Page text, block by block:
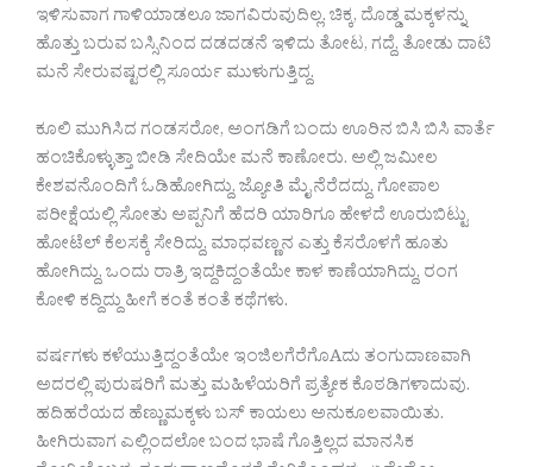
ಇಳಿಸುವಾಗ ಗಾಳಿಯಾಡಲೂ ಜಾಗವಿರುವುದಿಲ್ಲ. ಚಿಕ್ಕ, ದೊಡ್ಡ ಮಕ್ಕಳನ್ನು
ಹೊತ್ತು ಬರುವ ಬಸ್ಸಿನಿಂದ ದಡದಡನೆ ಇಳಿದು ತೋಟ, ಗದ್ದೆ, ತೋಡು ದಾಟಿ
ಮನೆ ಸೇರುವಷ್ಟರಲ್ಲಿ ಸೂರ್ಯ ಮುಳುಗುತ್ತಿದ್ದ.
ಕೂಲಿ ಮುಗಿಸಿದ ಗಂಡಸರೋ, ಅಂಗಡಿಗೆ ಬಂದು ಊರಿನ ಬಿಸಿ ಬಿಸಿ ವಾರ್ತೆ
ಹಂಚಿಕೊಳ್ಳುತ್ತಾ ಬೀಡಿ ಸೇದಿಯೇ ಮನೆ ಕಾಣೋರು. ಅಲ್ಲಿ ಜಮೀಲ
ಕೇಶವನೊಂದಿಗೆ ಓಡಿಹೋಗಿದ್ದು, ಜ್ಯೋತಿ ಮೈ ನೆರೆದದ್ದು, ಗೋಪಾಲ
ಪರೀಕ್ಷೆಯಲ್ಲಿ ಸೋತು ಅಪ್ಪನಿಗೆ ಹೆದರಿ ಯಾರಿಗೂ ಹೇಳದೆ ಊರುಬಿಟ್ಟು
ಹೋಟೆಲ್ ಕೆಲಸಕ್ಕೆ ಸೇರಿದ್ದು, ಮಾಧವಣ್ಣನ ಎತ್ತು ಕೆಸರೊಳಗೆ ಹೂತು
ಹೋಗಿದ್ದು, ಒಂದು ರಾತ್ರಿ ಇದ್ದಕಿದ್ದಂತೆಯೇ ಕಾಳ ಕಾಣೆಯಾಗಿದ್ದು, ರಂಗ
ಕೋಳಿ ಕದ್ದಿದ್ದು ಹೀಗೆ ಕಂತೆ ಕಂತೆ ಕಥೆಗಳು.
ವರ್ಷಗಳು ಕಳೆಯುತ್ತಿದ್ದಂತೆಯೇ ಇಂಜಿಲಗೆರೆಗೊAದು ತಂಗುದಾಣವಾಗಿ
ಅದರಲ್ಲಿ ಪುರುಷರಿಗೆ ಮತ್ತು ಮಹಿಳೆಯರಿಗೆ ಪ್ರತ್ಯೇಕ ಕೊಠಡಿಗಳಾದುವು.
ಹದಿಹರೆಯದ ಹೆಣ್ಣುಮಕ್ಕಳು ಬಸ್ ಕಾಯಲು ಅನುಕೂಲವಾಯಿತು.
ಹೀಗಿರುವಾಗ ಎಲ್ಲಿಂದಲೋ ಬಂದ ಭಾಷೆ ಗೊತ್ತಿಲ್ಲದ ಮಾನಸಿಕ